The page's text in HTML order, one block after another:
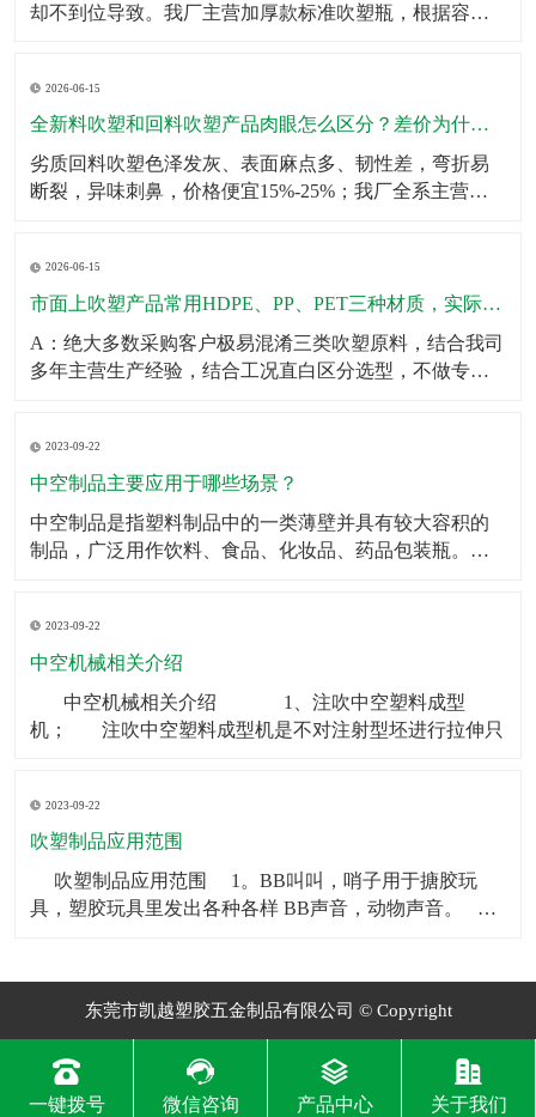
却不到位导致。我厂主营加厚款标准吹塑瓶，根据容量
包、不变形；生产采用伺服匀速挤出+恒温冷却工艺，杜
绝瓶身局部发软、成型缩水问题。同时成品出厂前完成2
米垂直
2026-06-15
全新料吹塑和回料吹塑产品肉眼怎么区分？差价为什么这么大？
劣质回料吹塑色泽发灰、表面麻点多、韧性差，弯折易
断裂，异味刺鼻，价格便宜15%-25%；我厂全系主营成
使用寿命提升一倍以上。针对预算刚需客户，可合规提
供混合改性料经济型方案，透明告知材质参数，不偷
料、
2026-06-15
市面上吹塑产品常用HDPE、PP、PET三种材质，实际使用该怎么选？有什么核心差异？市面上吹塑产品常用HDPE、PP、PET三种材质，实际使用该怎么选？有什么核心差异？
A：绝大多数采购客户极易混淆三类吹塑原料，结合我司
多年主营生产经验，结合工况直白区分选型，不做专业
裂，壁厚可塑性强，适合工业化工桶、机油壶、农用肥
液桶、户外中空配件、仓储周转吹塑箱体，性价比最
高、
2023-09-22
中空制品主要应用于哪些场景？
中空制品是指塑料制品中的一类薄壁并具有较大容积的
制品，广泛用作饮料、食品、化妆品、药品包装瓶。​中
空制品也常被用于食品包装，如巧克力、糖果等。3．化
妆品包装：中空制品常常被用在化妆品包装上，如香水
2023-09-22
中空机械相关介绍
​ 中空机械相关介绍 1、注吹中空塑料成型
机； 注吹中空塑料成型机是不对注射型坯进行拉伸只
2023-09-22
吹塑制品应用范围
​ 吹塑制品应用范围 1。BB叫叫，哨子用于搪胶玩
具，塑胶玩具里发出各种各样 BB声音，动物声音。
东莞市凯越塑胶五金制品有限公司 © Copyright
一键拨号 微信咨询 产品中心 关于我们